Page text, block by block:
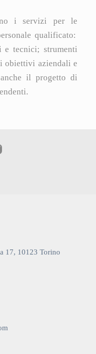
i servizi per le
qualificato:
e tecnici; strumenti
obiettivi aziendali e
il progetto di
17, 10123 Torino